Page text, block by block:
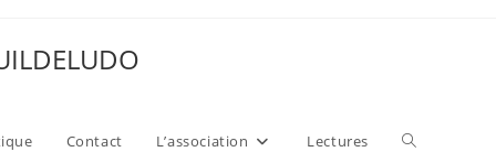
Contact L’association Lectures Toggle